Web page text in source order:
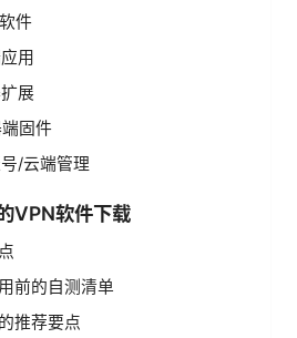
件
用
展
固件
/云端管理
VPN软件下载
前的自测清单
推荐要点